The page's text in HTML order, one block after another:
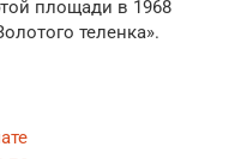
площади в 1968
теленка».